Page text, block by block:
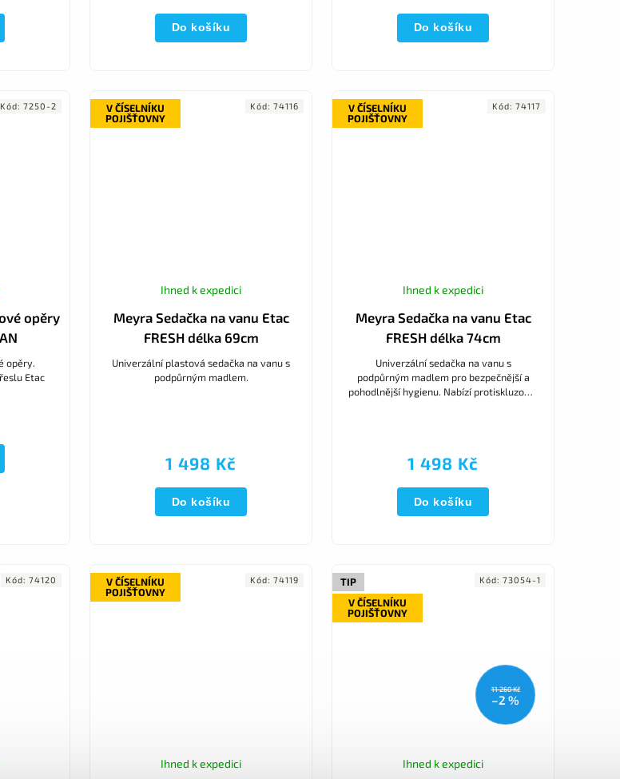
Do košíku Do košíku
opěry
opěry.
Etac
Kód: 7250-2
V ČÍSELNÍKU
POJIŠŤOVNY
Meyra Sedačka na vanu Etac
FRESH délka 69cm
Ihned k expedici
1 498 Kč
Do košíku
Univerzální plastová sedačka na vanu s
podpůrným madlem.
Kód: 74116
V ČÍSELNÍKU
POJIŠŤOVNY
Meyra Sedačka na vanu Etac
FRESH délka 74cm
Ihned k expedici
1 498 Kč
Do košíku
Univerzální sedačka na vanu s
podpůrným madlem pro bezpečnější a
pohodlnější hygienu. Nabízí protiskluzový,
Kód: 74117
Kód: 74120
V ČÍSELNÍKU
POJIŠŤOVNY
Ihned k expedici
Kód: 74119
TIP
V ČÍSELNÍKU
POJIŠŤOVNY
11 260 Kč
–2 %
Ihned k expedici
Kód: 73054-1